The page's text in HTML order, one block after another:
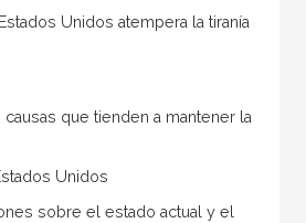
Unidos atempera la tiranía
que tienden a mantener la
Unidos
sobre el estado actual y el